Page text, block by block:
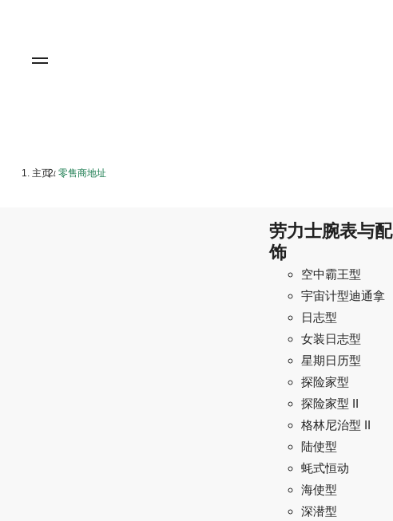
主页/ 零售商地址
劳力士腕表与配
饰
空中霸王型
宇宙计型迪通拿
日志型
女装日志型
星期日历型
探险家型
探险家型 II
格林尼治型 II
陆使型
蚝式恒动
海使型
深潜型